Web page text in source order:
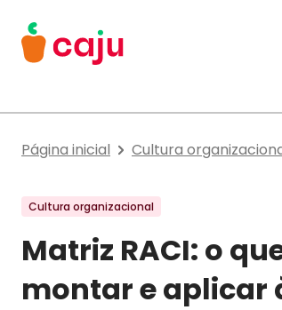
Menu Principal
Página inicial Cultura
Cultura organizacional
Matriz RACI: o
montar e aplicar